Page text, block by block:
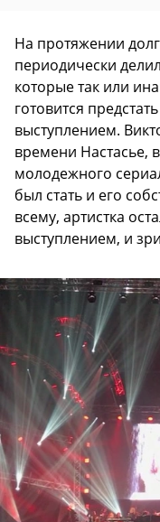
На протяжении
периодически
которые так или
готовится
выступлением.
времени Настасье,
молодежного
был стать и его
всему, артистка
выступлением, и